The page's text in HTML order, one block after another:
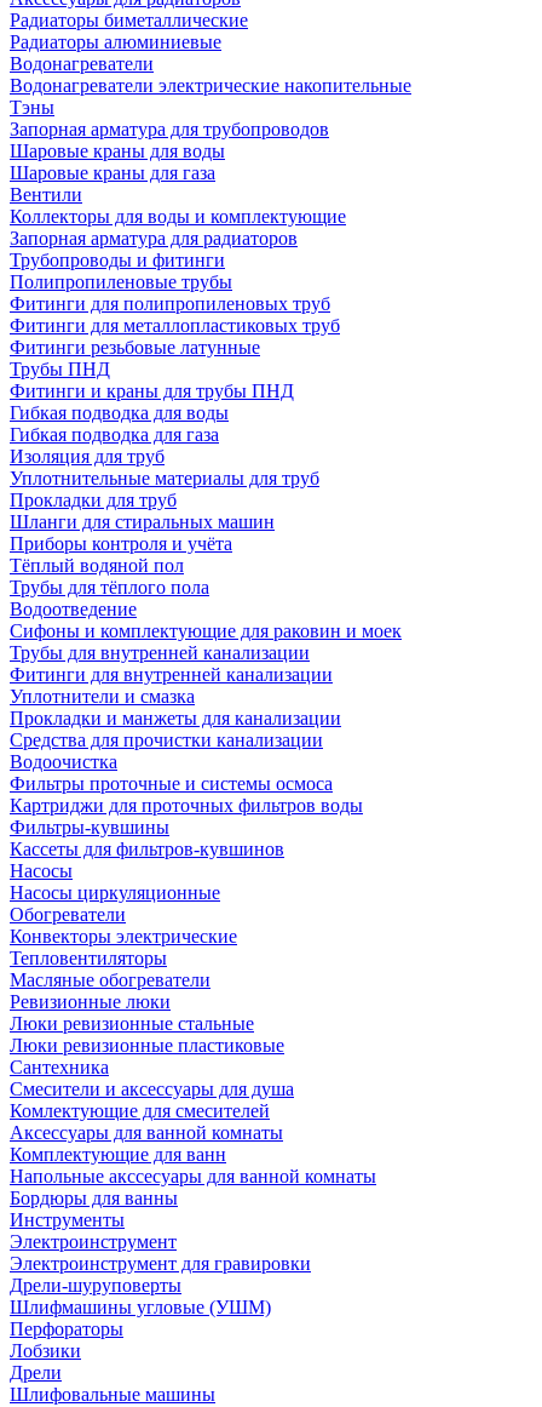
Радиаторы биметаллические
Радиаторы алюминиевые
Водонагреватели
Водонагреватели электрические накопительные
Тэны
Запорная арматура для трубопроводов
Шаровые краны для воды
Шаровые краны для газа
Вентили
Коллекторы для воды и комплектующие
Запорная арматура для радиаторов
Трубопроводы и фитинги
Полипропиленовые трубы
Фитинги для полипропиленовых труб
Фитинги для металлопластиковых труб
Фитинги резьбовые латунные
Трубы ПНД
Фитинги и краны для трубы ПНД
Гибкая подводка для воды
Гибкая подводка для газа
Изоляция для труб
Уплотнительные материалы для труб
Прокладки для труб
Шланги для стиральных машин
Приборы контроля и учёта
Тёплый водяной пол
Трубы для тёплого пола
Водоотведение
Сифоны и комплектующие для раковин и моек
Трубы для внутренней канализации
Фитинги для внутренней канализации
Уплотнители и смазка
Прокладки и манжеты для канализации
Средства для прочистки канализации
Водоочистка
Фильтры проточные и системы осмоса
Картриджи для проточных фильтров воды
Фильтры-кувшины
Кассеты для фильтров-кувшинов
Насосы
Насосы циркуляционные
Обогреватели
Конвекторы электрические
Тепловентиляторы
Масляные обогреватели
Ревизионные люки
Люки ревизионные стальные
Люки ревизионные пластиковые
Сантехника
Смесители и аксессуары для душа
Комлектующие для смесителей
Аксессуары для ванной комнаты
Комплектующие для ванн
Напольные акссесуары для ванной комнаты
Бордюры для ванны
Инструменты
Электроинструмент
Электроинструмент для гравировки
Дрели-шуруповерты
Шлифмашины угловые (УШМ)
Перфораторы
Лобзики
Дрели
Шлифовальные машины